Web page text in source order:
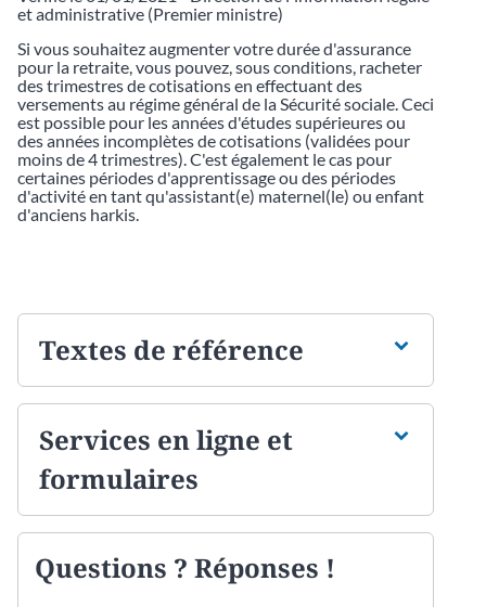
et administrative (Premier ministre)
Si vous souhaitez augmenter votre durée d'assurance
pour la retraite, vous pouvez, sous conditions, racheter
des trimestres de cotisations en effectuant des
versements au régime général de la Sécurité sociale. Ceci
est possible pour les années d'études supérieures ou
des années incomplètes de cotisations (validées pour
moins de 4 trimestres). C'est également le cas pour
certaines périodes d'apprentissage ou des périodes
d'activité en tant qu'assistant(e) maternel(le) ou enfant
d'anciens harkis.
Textes de référence
Services en ligne et
formulaires
Questions ? Réponses !